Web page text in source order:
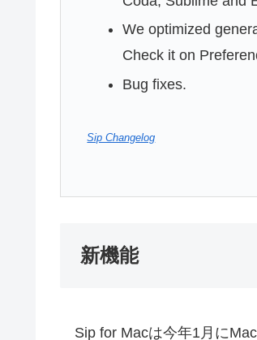
We optimized
Check it on
Bug fixes.
Sip Changelog
新機能
Sip for Macは今年1月に